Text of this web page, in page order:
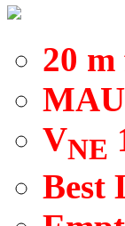
20
VNE
Best